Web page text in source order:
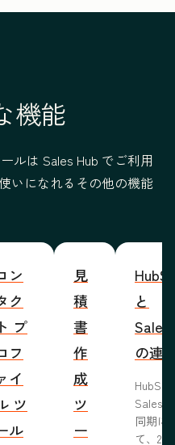
機能
ルは Sales Hub でご利用
いになれるその他の機能
ン
ク
ト プ
フ
イ
ツ
ル
見
積
書
作
成
ツ
ー
と
の連
同期に
て、2